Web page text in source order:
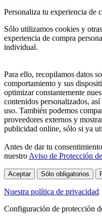
Personaliza tu experiencia de
Sólo utilizamos cookies y
experiencia de compra
individual.
Para ello, recopilamos datos
comportamiento y sus
optimizar constantemente
contenidos personalizados,
uso. También podemos
proveedores externos y
publicidad online, sólo si ya
Antes de dar tu
nuestro Aviso de Protección
Aceptar Sólo obligatorios
Nuestra política de privacidad
Configuración de protección